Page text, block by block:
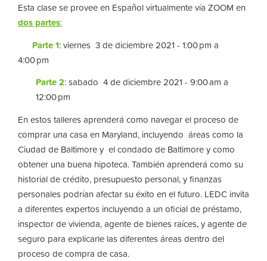
Esta clase se provee en Español virtualmente vía ZOOM en
dos partes:
Parte 1: viernes 3 de diciembre 2021 - 1:00 pm a
4:00 pm
Parte 2: sabado 4 de diciembre 2021 - 9:00 am a
12:00 pm
En estos talleres aprenderá como navegar el proceso de
comprar una casa en Maryland, incluyendo áreas como la
Ciudad de Baltimore y el condado de Baltimore y como
obtener una buena hipoteca. También aprenderá como su
historial de crédito, presupuesto personal, y finanzas
personales podrían afectar su éxito en el futuro. LEDC invita
a diferentes expertos incluyendo a un oficial de préstamo,
inspector de vivienda, agente de bienes raíces, y agente de
seguro para explicarle las diferentes áreas dentro del
proceso de compra de casa.